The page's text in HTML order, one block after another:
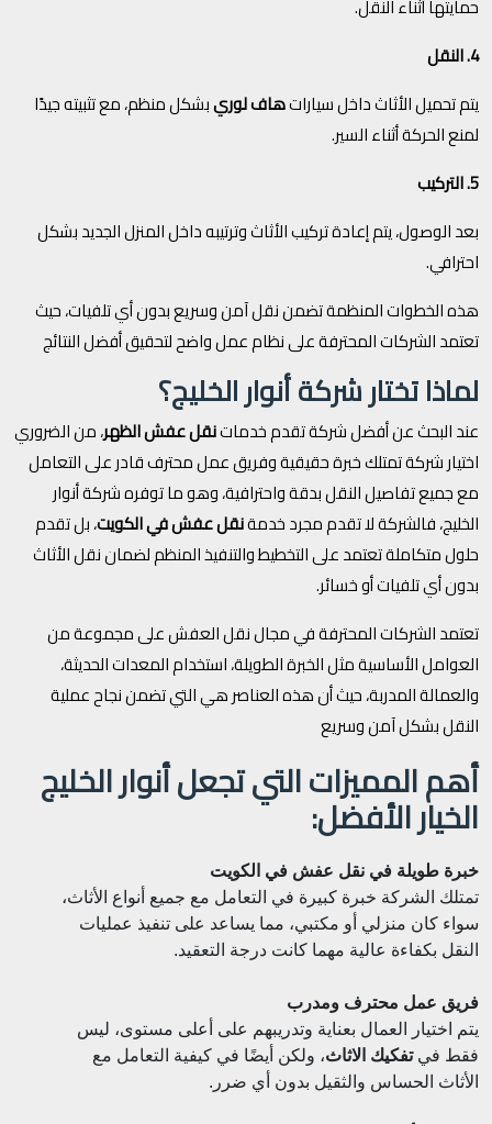
حمايتها أثناء النقل.
4. النقل
يتم تحميل الأثاث داخل سياراتهاف لوريبشكل منظم، مع تثبيته جيدًا
لمنع الحركة أثناء السير.
5. التركيب
بعد الوصول، يتم إعادة تركيب الأثاث وترتيبه داخل المنزل الجديد بشكل
احترافي.
هذه الخطوات المنظمة تضمن نقل آمن وسريع بدون أي تلفيات، حيث
تعتمد الشركات المحترفة على نظام عمل واضح لتحقيق أفضل النتائج
لماذا تختار شركة أنوار الخليج؟
عند البحث عن أفضل شركة تقدم خدماتنقل عفش الظهر، من الضروري
اختيار شركة تمتلك خبرة حقيقية وفريق عمل محترف قادر على التعامل
مع جميع تفاصيل النقل بدقة واحترافية، وهو ما توفره شركة أنوار
الخليج، فالشركة لا تقدم مجرد خدمةنقل عفش في الكويت، بل تقدم
حلول متكاملة تعتمد على التخطيط والتنفيذ المنظم لضمان نقل الأثاث
بدون أي تلفيات أو خسائر.
تعتمد الشركات المحترفة في مجال نقل العفش على مجموعة من
العوامل الأساسية مثل الخبرة الطويلة، استخدام المعدات الحديثة،
والعمالة المدربة، حيث أن هذه العناصر هي التي تضمن نجاح عملية
النقل بشكل آمن وسريع
أهم المميزات التي تجعل أنوار الخليج
الخيار الأفضل:
خبرة طويلة في نقل عفش في الكويت
تمتلك الشركة خبرة كبيرة في التعامل مع جميع أنواع الأثاث،
سواء كان منزلي أو مكتبي، مما يساعد على تنفيذ عمليات
النقل بكفاءة عالية مهما كانت درجة التعقيد.
فريق عمل محترف ومدرب
يتم اختيار العمال بعناية وتدريبهم على أعلى مستوى، ليس
فقط فيتفكيك الاثاث، ولكن أيضًا في كيفية التعامل مع
الأثاث الحساس والثقيل بدون أي ضرر.